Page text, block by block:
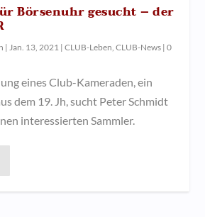
Börsenuhr gesucht – der
|Jan. 13, 2021 |CLUB-Leben,CLUB-News |0
eines Club-Kameraden, ein
dem 19. Jh, sucht Peter Schmidt
interessierten Sammler.